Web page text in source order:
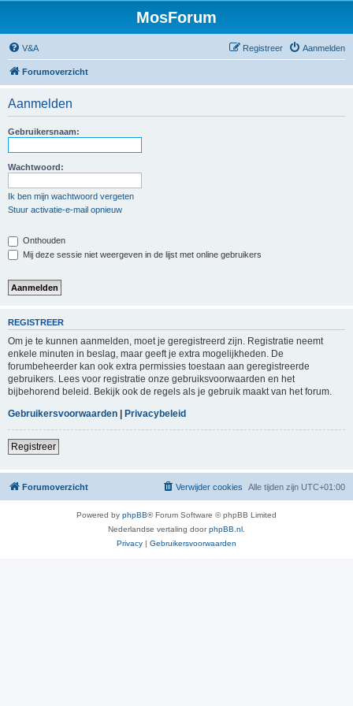
MosForum
V&A Aanmelden
Registreer
Forumoverzicht
Aanmelden
Gebruikersnaam:
Wachtwoord:
Ik ben mijn wachtwoord vergeten
Stuur activatie-e-mail opnieuw
Onthouden
Mij deze sessie niet weergeven in de lijst met online gebruikers
REGISTREER
Om je te kunnen aanmelden, moet je geregistreerd zijn. Registratie neemt
enkele minuten in beslag, maar geeft je extra mogelijkheden. De
forumbeheerder kan ook extra permissies toestaan aan geregistreerde
gebruikers. Lees voor registratie onze gebruiksvoorwaarden en het
bijbehorend beleid. Bekijk ook de regels als je gebruik maakt van het forum.
Gebruikersvoorwaarden | Privacybeleid
Registreer
Forumoverzicht Alle tijden zijn UTC+01:00
Verwijder cookies
Powered by phpBB® Forum Software © phpBB Limited
Nederlandse vertaling doorphpBB.nl
Privacy | Gebruikersvoorwaarden